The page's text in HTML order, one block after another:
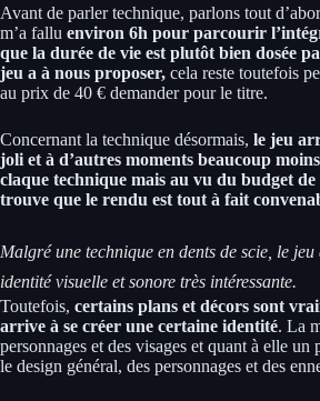
Avant de parler technique, parlons tout
m’a fallu environ 6h pour parcourir
que la durée de vie est plutôt bien dosée
jeu a à nous proposer, cela reste toutefois
au prix de 40 € demander pour le titre.
Concernant la technique désormais, le jeu
joli et à d’autres moments beaucoup
claque technique mais au vu du budget
trouve que le rendu est tout à fait
Malgré une technique en dents de scie, le
identité visuelle et sonore très intéressante.
Toutefois, certains plans et décors sont
arrive à se créer une certaine identité. La
personnages et des visages et quant à elle un
le design général, des personnages et des